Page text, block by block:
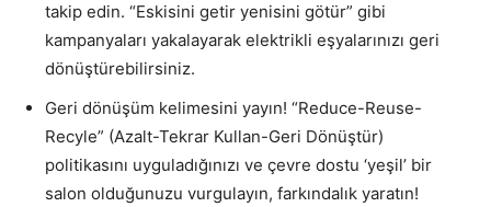
takip edin. “Eskisini getir yenisini götür” gibi
kampanyaları yakalayarak elektrikli eşyalarınızı geri
dönüştürebilirsiniz.
Geri dönüşüm kelimesini yayın! “Reduce-Reuse-
Recyle” (Azalt-Tekrar Kullan-Geri Dönüştür)
politikasını uyguladığınızı ve çevre dostu ‘yeşil’ bir
salon olduğunuzu vurgulayın, farkındalık yaratın!